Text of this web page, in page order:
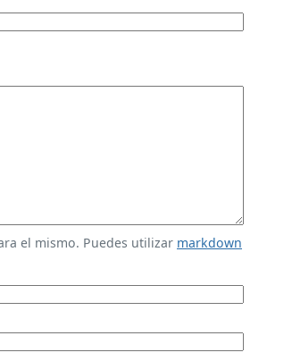
el mismo. Puedes utilizar markdown